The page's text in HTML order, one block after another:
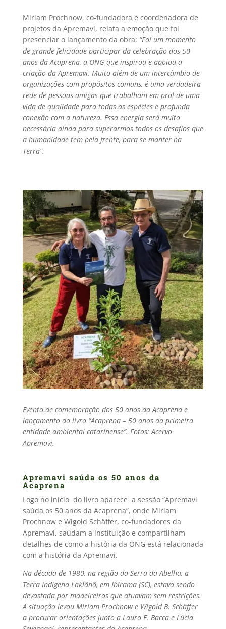
Miriam Prochnow, co-fundadora e coordenadora de
projetos da Apremavi, relata a emoção que foi
presenciar o lançamento da obra: “Foi um momento
de grande felicidade participar da celebração dos 50
anos da Acaprena, a ONG que inspirou e apoiou a
criação da Apremavi. Muito além de um intercâmbio de
organizações com propósitos comuns, é uma verdadeira
rede de pessoas amigas que trabalham em prol de uma
vida de qualidade para todas as espécies e profunda
conexão com a natureza. Essa energia será muito
necessária ainda para superarmos todos os desafios que
a humanidade tem pela frente, para se manter na
Terra”.
Evento de comemoração dos 50 anos da Acaprena e
lançamento do livro “Acaprena – 50 anos da primeira
entidade ambiental catarinense”. Fotos: Acervo
Apremavi.
Apremavi saúda os 50 anos da
Acaprena
Logo no início do livro aparece a sessão “Apremavi
saúda os 50 anos da Acaprena”, onde Miriam
Prochnow e Wigold Schäffer, co-fundadores da
Apremavi, saúdam a instituição e compartilham
detalhes de como a história da ONG está relacionada
com a história da Apremavi.
Na década de 1980, na região da Serra da Abelha, a
Terra Indígena Laklãnõ, em Ibirama (SC), estava sendo
devastada por madeireiros que atuavam sem restrições.
A situação levou Miriam Prochnow e Wigold B. Schäffer
a procurar orientações junto a Lauro E. Bacca e Lúcia